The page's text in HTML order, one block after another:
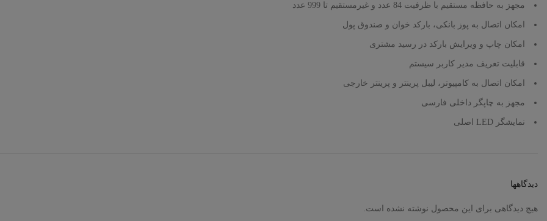
مجهز به حافظه مستقیم با ظرفیت 84 عدد و غیرمستقیم تا 999 عدد
امکان اتصال به پوز بانکی، بارکد خوان و صندوق پول
امکان چاپ و ویرایش بارکد در رسید مشتری
قابلیت تعریف مدیر کاربر سیستم
امکان اتصال به کامپیوتر، لیبل پرینتر و پرینتر خارجی
مجهز به چاپگر داخلی فارسی
نمایشگر LED اصلی
دیدگاهها
هیچ دیدگاهی برای این محصول نوشته نشده است.